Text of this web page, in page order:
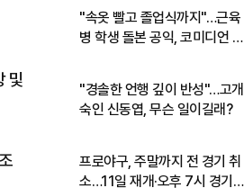
및
"속옷 빨고 졸업식까지"…근육
병 학생 돌본 공익, 코미디언 김
"경솔한 언행 깊이 반성"…고개
숙인 신동엽, 무슨 일이길래?
프로야구, 주말까지 전 경기 취
소…11일 재개·오후 7시 경기